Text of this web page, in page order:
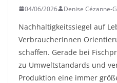
04/06/2026 Denise Cézanne-
Nachhaltigkeitssiegel auf
VerbraucherInnen
schaffen. Gerade bei
zu Umweltstandards und
Produktion eine immer